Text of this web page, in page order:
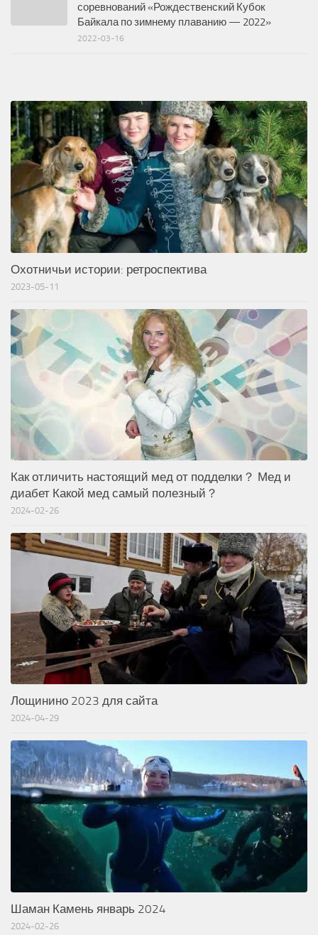
соревнований «Рождественский Кубок
Байкала по зимнему плаванию — 2022»
2022-03-16
Охотничьи истории: ретроспектива
2023-05-11
Как отличить настоящий мед от подделки？ Мед и
диабет Какой мед самый полезный？
2024-02-26
Лощинино 2023 для сайта
2024-04-29
Шаман Камень январь 2024
2024-02-26